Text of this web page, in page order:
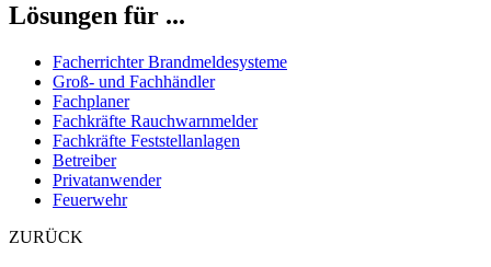
Lösungen für ...
Facherrichter Brandmeldesysteme
Groß- und Fachhändler
Fachplaner
Fachkräfte Rauchwarnmelder
Fachkräfte Feststellanlagen
Betreiber
Privatanwender
Feuerwehr
ZURÜCK